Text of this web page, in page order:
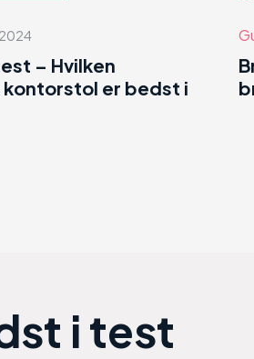
– Hvilken
kontorstol er bedst i
i test